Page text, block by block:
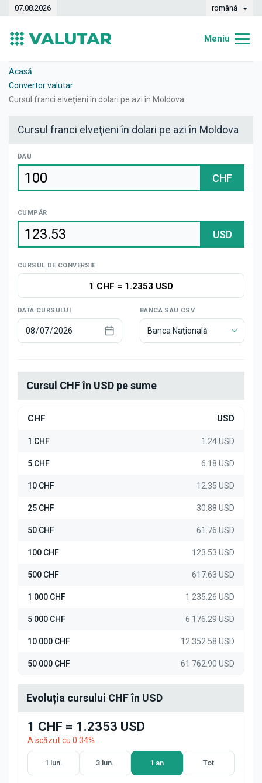
07.08.2026 română
Meniu
Curs valutar
Dinamica
Bănci
Case de schimb
Acasă
Convertor valutar
Cursul franci elveţieni în dolari pe azi în Moldova
Cursul franci elveţieni în dolari pe azi în Moldova
DAU
CHF
CUMPĂR
USD
CURSUL DE CONVERSIE
1 CHF = 1.2353 USD
DATA CURSULUI BANCA SAU CSV
Banca Națională
Cursul CHF în USD pe sume
CHF USD
1 CHF 1.24 USD
5 CHF 6.18 USD
10 CHF 12.35 USD
25 CHF 30.88 USD
50 CHF 61.76 USD
100 CHF 123.53 USD
500 CHF 617.63 USD
1 000 CHF 1 235.26 USD
5 000 CHF 6 176.29 USD
10 000 CHF 12 352.58 USD
50 000 CHF 61 762.90 USD
Evoluția cursului CHF în USD
1 CHF = 1.2353 USD
A scăzut cu 0.34%
1 lun. 3 lun. 1 an Tot